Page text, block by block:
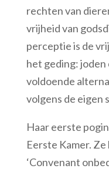
rechten van
vrijheid van
perceptie is de
het geding: joden
voldoende
volgens de eigen
Haar eerste
Eerste Kamer.
‘Convenant